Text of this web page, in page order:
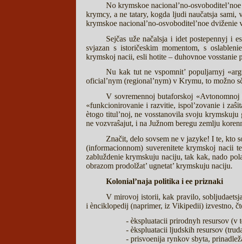
No krymskoe nacional’no-
krymcy, a ne tatary, kogda ljudi naučatsja sami,
krymskoe nacional’no-osvoboditel’noe dviženie
Sejčas uže načalsja i idet postepennyj i
svjazan s istoričeskim momentom, s
krymskoj nacii, esli hotite – duhovnoe
Nu kak tut ne vspomnit’ populjarnyj
oficial’nym (regional’nym) v Krymu, to možno
V sovremennoj butaforskoj
«funkcionirovanie i razvitie, ispol’zovanie i
ètogo titul’noj, ne vosstanovila svoju
ne vozvraŝajut, i na Južnom beregu zemlju
Značit, delo sovsem ne v jazyke! I te, kto
(informacionnom) suverenitete krymskoj nacii
zabluždenie krymskuju naciju, tak kak, nado
obrazom prodolžat’ ugnetat’ krymskuju naciju.
Kolonial’naja politika i ee priznaki
V mirovoj istorii, kak pravilo,
i ènciklopedij (naprimer, iz Vikipedii) izvestno,
- èkspluatacii prirodnyh resursov (v
- èkspluatacii ljudskih resursov
- prisvoenija rynkov sbyta,